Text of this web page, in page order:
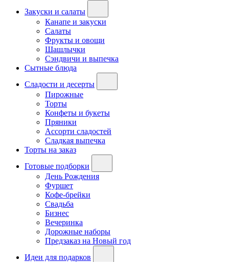
Закуски и салаты
Канапе и закуски
Салаты
Фрукты и овощи
Шашлычки
Сэндвичи и выпечка
Сытные блюда
Сладости и десерты
Пирожные
Торты
Конфеты и букеты
Пряники
Ассорти сладостей
Сладкая выпечка
Торты на заказ
Готовые подборки
День Рождения
Фуршет
Кофе-брейки
Свадьба
Бизнес
Вечеринка
Дорожные наборы
Предзаказ на Новый год
Идеи для подарков